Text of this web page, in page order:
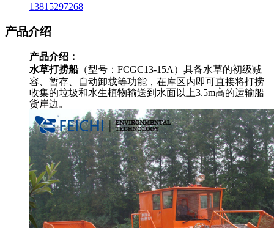
13815297268
产品介绍
产品介绍：
水草打捞船（型号：FCGC13-15A）具备水草的初级减
容、暂存、自动卸载等功能，在库区内即可直接将打捞
收集的垃圾和水生植物输送到水面以上3.5m高的运输船
货岸边。